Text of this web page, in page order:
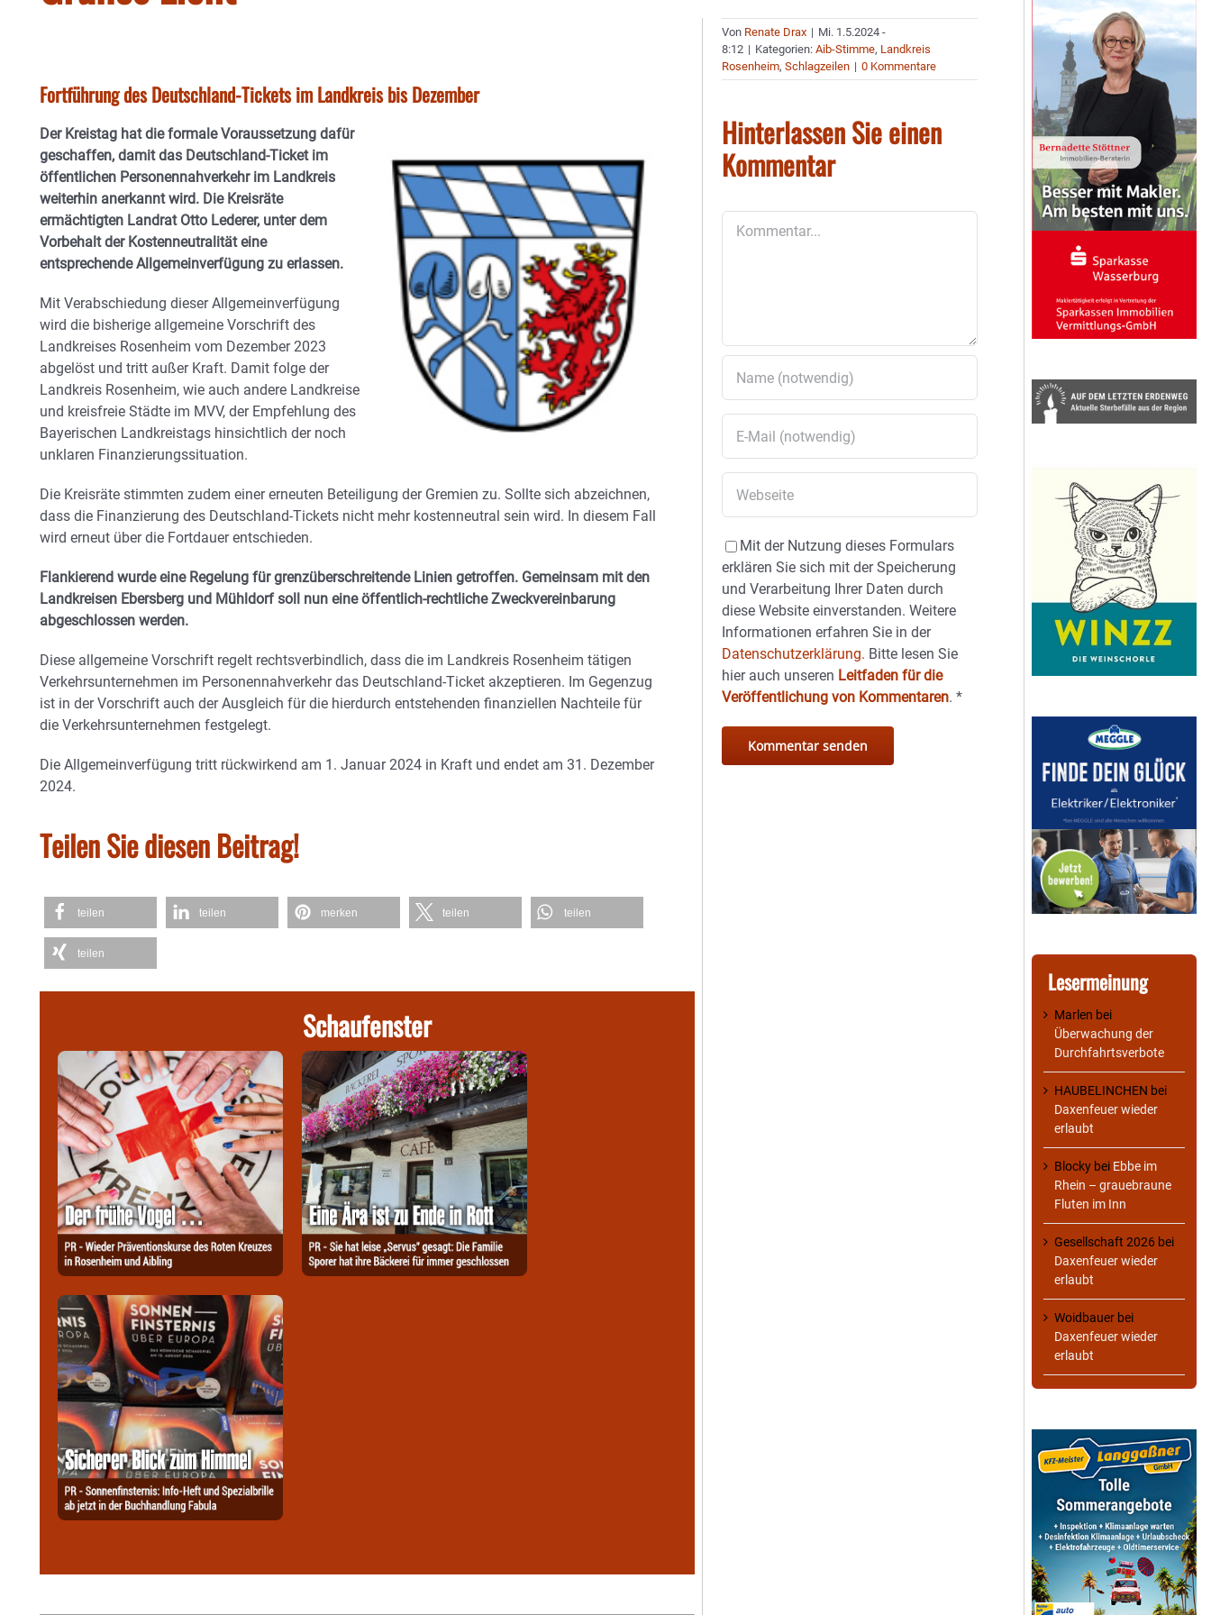
Fortführung des Deutschland-Tickets im Landkreis bis Dezember
Der Kreistag hat die formale Voraussetzung dafür
geschaffen, damit das Deutschland-Ticket im
öffentlichen Personennahverkehr im Landkreis
weiterhin anerkannt wird. Die Kreisräte
ermächtigten Landrat Otto Lederer, unter dem
Vorbehalt der Kostenneutralität eine
entsprechende Allgemeinverfügung zu erlassen.
Mit Verabschiedung dieser Allgemeinverfügung
wird die bisherige allgemeine Vorschrift des
Landkreises Rosenheim vom Dezember 2023
abgelöst und tritt außer Kraft. Damit folge der
Landkreis Rosenheim, wie auch andere Landkreise
und kreisfreie Städte im MVV, der Empfehlung des
Bayerischen Landkreistags hinsichtlich der noch
unklaren Finanzierungssituation.
Die Kreisräte stimmten zudem einer erneuten Beteiligung der Gremien zu. Sollte sich abzeichnen,
dass die Finanzierung des Deutschland-Tickets nicht mehr kostenneutral sein wird. In diesem Fall
wird erneut über die Fortdauer entschieden.
Flankierend wurde eine Regelung für grenzüberschreitende Linien getroffen. Gemeinsam mit den
Landkreisen Ebersberg und Mühldorf soll nun eine öffentlich-rechtliche Zweckvereinbarung
abgeschlossen werden.
Diese allgemeine Vorschrift regelt rechtsverbindlich, dass die im Landkreis Rosenheim tätigen
Verkehrsunternehmen im Personennahverkehr das Deutschland-Ticket akzeptieren. Im Gegenzug
ist in der Vorschrift auch der Ausgleich für die hierdurch entstehenden finanziellen Nachteile für
die Verkehrsunternehmen festgelegt.
Die Allgemeinverfügung tritt rückwirkend am 1. Januar 2024 in Kraft und endet am 31. Dezember
2024.
Teilen Sie diesen Beitrag!
teilen teilen merken teilen teilen
teilen
Schaufenster
Von Renate Drax | Mi. 1.5.2024 -
8:12 | Kategorien:Aib-Stimme, Landkreis
Rosenheim,Schlagzeilen | 0 Kommentare
Hinterlassen Sie einen
Kommentar
Mit der Nutzung dieses Formulars
erklären Sie sich mit der Speicherung
und Verarbeitung Ihrer Daten durch
diese Website einverstanden. Weitere
Informationen erfahren Sie in der
Datenschutzerklärung. Bitte lesen Sie
hier auch unseren Leitfaden für die
Veröffentlichung von Kommentaren.*
Lesermeinung
Marlen bei
Überwachung der
Durchfahrtsverbote
HAUBELINCHEN bei
Daxenfeuer wieder
erlaubt
Blocky bei Ebbe im
Rhein – grauebraune
Fluten im Inn
Gesellschaft 2026 bei
Daxenfeuer wieder
erlaubt
Woidbauer bei
Daxenfeuer wieder
erlaubt